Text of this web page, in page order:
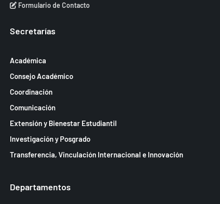
Formulario de Contacto
Secretarías
Académica
Consejo Académico
Coordinación
Comunicación
Extensión y Bienestar Estudiantil
Investigación y Posgrado
Transferencia, Vinculación Internacional e Innovación
Departamentos